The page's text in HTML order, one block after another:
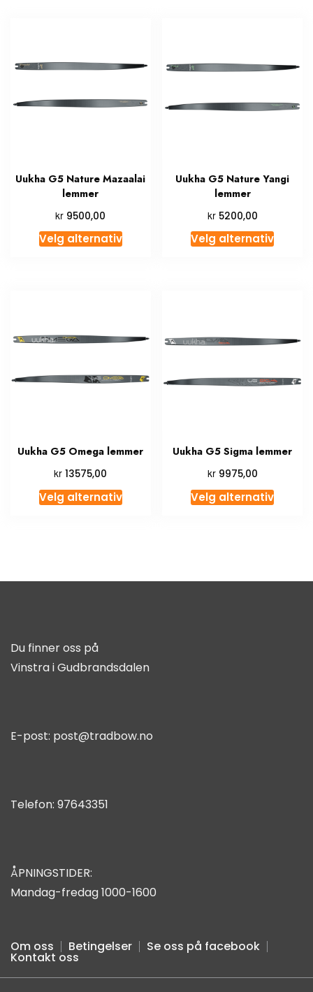
Uukha G5 Nature Mazaalai
lemmer
kr 9500,00
Velg alternativ
Uukha G5 Nature Yangi
lemmer
kr5200,00
Velg alternativ
Uukha G5 Omega lemmer
kr 13575,00
Velg alternativ
Uukha G5 Sigma lemmer
kr9975,00
Velg alternativ
Du finner oss på
Vinstra i Gudbrandsdalen
E-post: post@tradbow.no
Telefon: 97643351
ÅPNINGSTIDER:
Mandag-fredag 1000-1600
Om oss Betingelser Se oss på facebook
Kontakt oss